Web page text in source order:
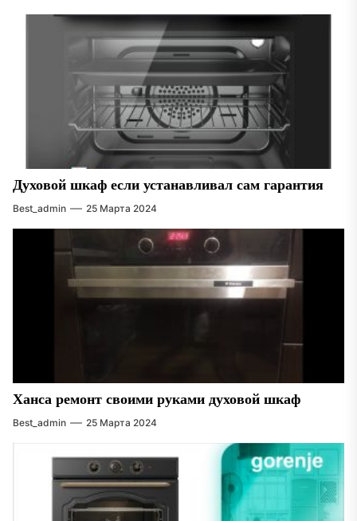
Духовой шкаф если устанавливал сам гарантия
Best_admin 25 Марта 2024
Ханса ремонт своими руками духовой шкаф
Best_admin 25 Марта 2024